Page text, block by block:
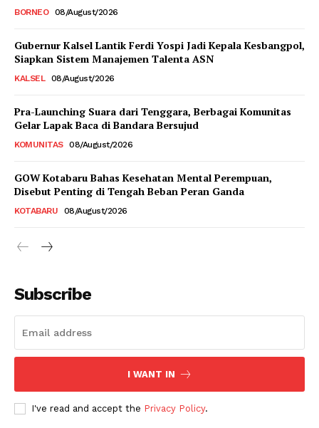
BORNEO 08/August/2026
Gubernur Kalsel Lantik Ferdi Yospi Jadi Kepala Kesbangpol,
Siapkan Sistem Manajemen Talenta ASN
KALSEL 08/August/2026
Pra-Launching Suara dari Tenggara, Berbagai Komunitas
Gelar Lapak Baca di Bandara Bersujud
KOMUNITAS 08/August/2026
GOW Kotabaru Bahas Kesehatan Mental Perempuan,
Disebut Penting di Tengah Beban Peran Ganda
KOTABARU 08/August/2026
Subscribe
I WANT IN
I've read and accept the Privacy Policy.